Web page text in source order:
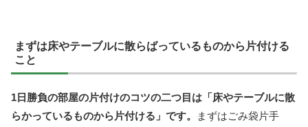
まずは床やテーブルに散らばっているものから片付ける
こと
1日勝負の部屋の片付けのコツの二つ目は「床やテーブルに散
らかっているものから片付ける」です。
まずはごみ袋片手